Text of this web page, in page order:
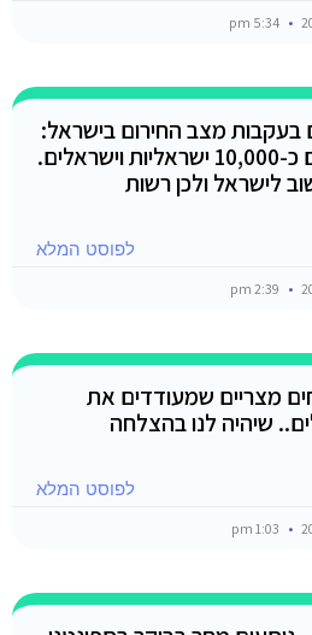
בעקבות מצב החירום בישראל:
???? בסיני כרגע שוהים כ-10,000 ישראליות וישראלים.
לישראל ולכן רשות
לפוסט המלא
מצריים שמעודדים את
שיהיה לנו בהצלחה
לפוסט המלא